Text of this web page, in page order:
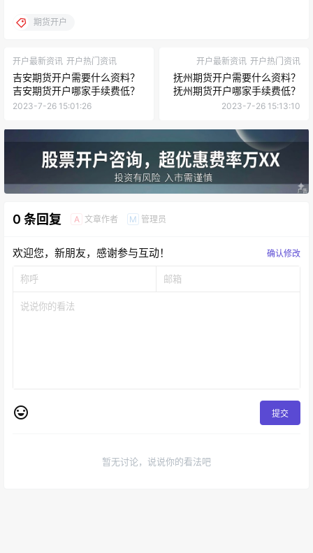
期货开户
开户最新资讯 开户热门资讯
吉安期货开户需要什么资料？
吉安期货开户哪家手续费低？
2023-7-26 15:01:26
开户最新资讯 开户热门资讯
抚州期货开户需要什么资料？
抚州期货开户哪家手续费低？
2023-7-26 15:13:10
0 条回复 A 文章作者 M 管理员
欢迎您，新朋友，感谢参与互动！ 确认修改
提交
暂无讨论，说说你的看法吧